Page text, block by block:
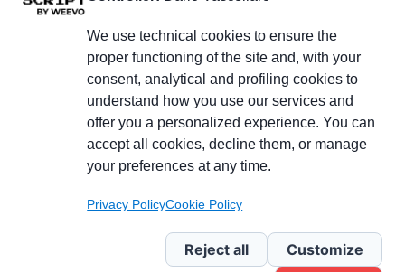
X.com
Il Giornale delle PMI.
Testata giornalistica
Milano n. 353 del 19
novembre 2013 Powered By
Privacy PolicyCookie
We use technical cookies to ensure the
proper functioning of the site and, with your
consent, analytical and profiling cookies to
understand how you use our services and
offer you a personalized experience. You can
accept all cookies, decline them, or manage
your preferences at any time.
Privacy PolicyCookie Policy
Reject all Customize